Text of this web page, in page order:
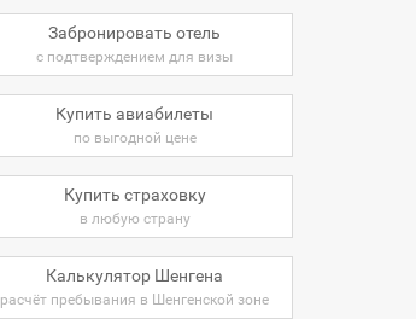
Забронировать отель
с подтверждением для визы
Купить авиабилеты
по выгодной цене
Купить страховку
в любую страну
Калькулятор Шенгена
расчёт пребывания в Шенгенской зоне